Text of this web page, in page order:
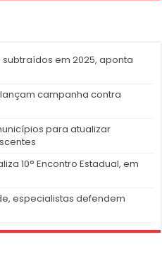
em 2025, aponta
campanha contra
para atualizar
10° Encontro Estadual, em
especialistas defendem